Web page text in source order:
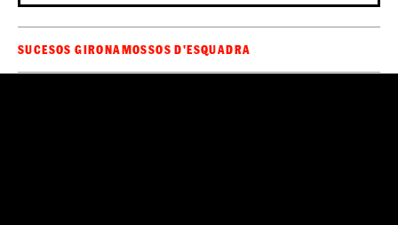
SUCESOS GIRONAMOSSOS D'ESQUADRA